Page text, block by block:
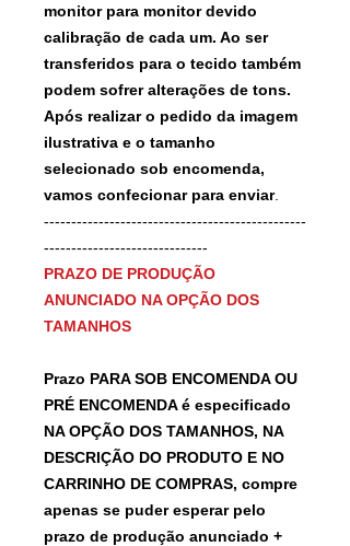
monitor para monitor devido
calibração de cada um. Ao ser
transferidos para o tecido também
podem sofrer alterações de tons.
Após realizar o pedido da imagem
ilustrativa e o tamanho
selecionado sob encomenda,
vamos confecionar para enviar.
------------------------------------------------
------------------------------
PRAZO DE PRODUÇÃO
ANUNCIADO NA OPÇÃO DOS
TAMANHOS
Prazo PARA SOB ENCOMENDA OU
PRÉ ENCOMENDA é especificado
NA OPÇÃO DOS TAMANHOS, NA
DESCRIÇÃO DO PRODUTO E NO
CARRINHO DE COMPRAS, compre
apenas se puder esperar pelo
prazo de produção anunciado +